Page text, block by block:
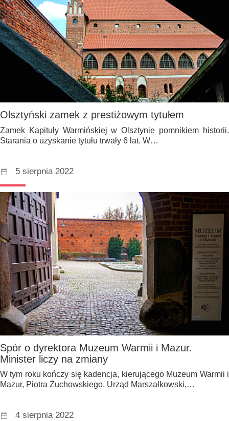
Olsztyński zamek z prestiżowym tytułem
Zamek Kapituły Warmińskiej w Olsztynie pomnikiem historii.
Starania o uzyskanie tytułu trwały 6 lat. W…
5 sierpnia 2022
Spór o dyrektora Muzeum Warmii i Mazur.
Minister liczy na zmiany
W tym roku kończy się kadencja, kierującego Muzeum Warmii i
Mazur, Piotra Żuchowskiego. Urząd Marszałkowski,…
4 sierpnia 2022